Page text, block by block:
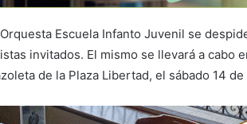
Escuela Infanto Juvenil se
invitados. El mismo se llevará a cabo
de la Plaza Libertad, el sábado 14